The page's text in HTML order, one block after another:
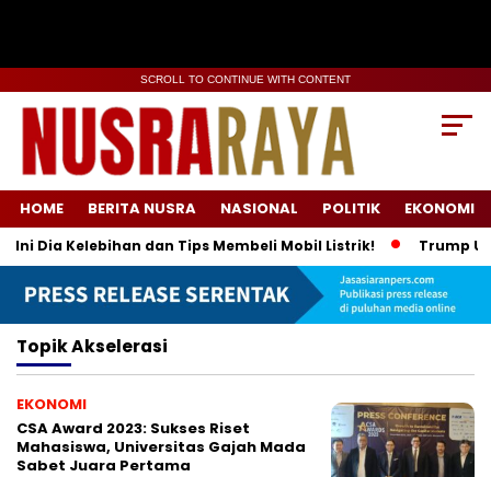
SCROLL TO CONTINUE WITH CONTENT
HOME BERITA NUSRA NASIONAL POLITIK EKONOMI
Dia Kelebihan dan Tips Membeli Mobil Listrik! Trump
TopikAkselerasi
EKONOMI
CSA Award 2023: Sukses Riset
Mahasiswa, Universitas Gajah Mada
Sabet Juara Pertama